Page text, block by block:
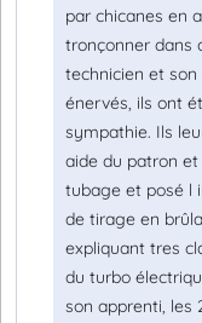
par chicanes en
tronçonner dans
technicien et
énervés, ils ont
sympathie. Ils
aide du patron
tubage et posé l
de tirage en
expliquant tres
du turbo
son apprenti, les